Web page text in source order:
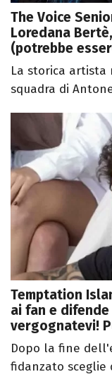
The Voice
Loredana
(potrebbe
La storica
squadra di
Temptation
ai fan e
vergognatevi!
Dopo la fine
fidanzato sceglie